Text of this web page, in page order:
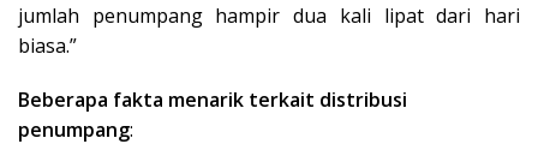
jumlah penumpang hampir dua kali lipat dari hari
biasa.”
Beberapa fakta menarik terkait distribusi
penumpang: